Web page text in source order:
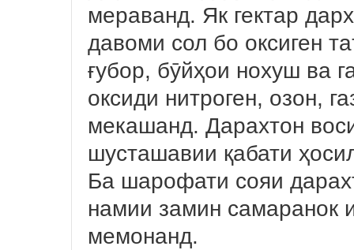
мераванд. Як гектар
давоми сол бо оксиген
ғубор, бӯйҳои нохуш ва
оксиди нитроген, озон,
мекашанд. Дарахтон
шусташавии қабати
Ба шарофати сояи
намии замин самаранок
мемонанд.